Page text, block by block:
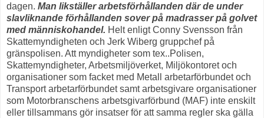
dagen. Man likställer arbetsförhållanden där de under
slavliknande förhållanden sover på madrasser på golvet
med människohandel. Helt enligt Conny Svensson från
Skattemyndigheten och Jerk Wiberg gruppchef på
gränspolisen. Att myndigheter som tex..Polisen,
Skattemyndigheter, Arbetsmiljöverket, Miljökontoret och
organisationer som facket med Metall arbetarförbundet och
Transport arbetarförbundet samt arbetsgivare organisationer
som Motorbranschens arbetsgivarförbund (MAF) inte enskilt
eller tillsammans gör insatser för att samma regler ska gälla